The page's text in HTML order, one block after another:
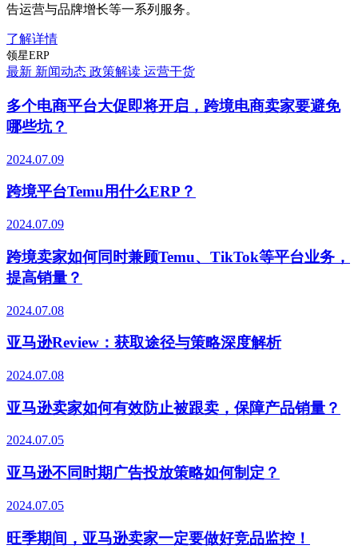
告运营与品牌增长等一系列服务。
了解详情
领星ERP
最新 新闻动态 政策解读 运营干货
多个电商平台大促即将开启，跨境电商卖家要避免
哪些坑？
2024.07.09
跨境平台Temu用什么ERP？
2024.07.09
跨境卖家如何同时兼顾Temu、TikTok等平台业务，
提高销量？
2024.07.08
亚马逊Review：获取途径与策略深度解析
2024.07.08
亚马逊卖家如何有效防止被跟卖，保障产品销量？
2024.07.05
亚马逊不同时期广告投放策略如何制定？
2024.07.05
旺季期间，亚马逊卖家一定要做好竞品监控！